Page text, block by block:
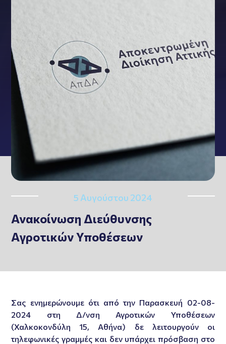
5 Αυγούστου 2024
Ανακοίνωση Διεύθυνσης
Αγροτικών Υποθέσεων
Σας ενημερώνουμε ότι από την Παρασκευή 02-08-
2024 στη Δ/νση Αγροτικών Υποθέσεων
(Χαλκοκονδύλη 15, Αθήνα) δε λειτουργούν οι
τηλεφωνικές γραμμές και δεν υπάρχει πρόσβαση στο